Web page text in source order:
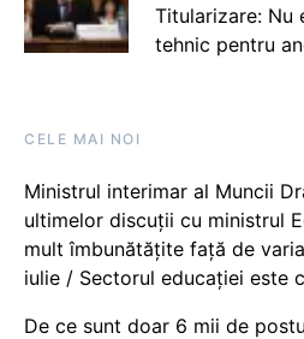
Titularizare: Nu
tehnic pentru
CELE MAI NOI
Ministrul interimar al Muncii
ultimelor discuții cu ministrul
mult îmbunătățite față de
iulie / Sectorul educației este
De ce sunt doar 6 mii de